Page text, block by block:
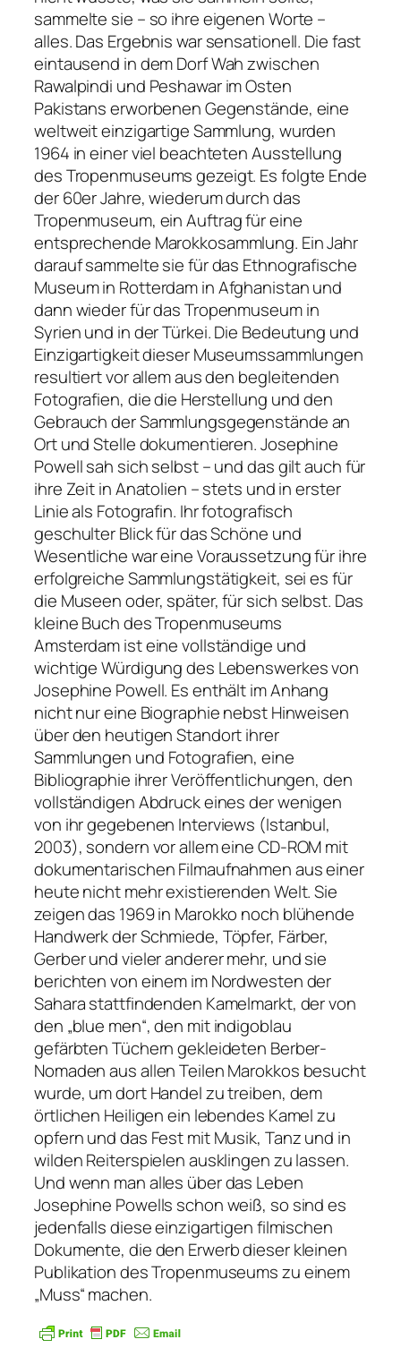
sammelte sie – so ihre eigenen Worte –
alles. Das Ergebnis war sensationell. Die fast
eintausend in dem Dorf Wah zwischen
Rawalpindi und Peshawar im Osten
Pakistans erworbenen Gegenstände, eine
weltweit einzigartige Sammlung, wurden
1964 in einer viel beachteten Ausstellung
des Tropenmuseums gezeigt. Es folgte Ende
der 60er Jahre, wiederum durch das
Tropenmuseum, ein Auftrag für eine
entsprechende Marokkosammlung. Ein Jahr
darauf sammelte sie für das Ethnografische
Museum in Rotterdam in Afghanistan und
dann wieder für das Tropenmuseum in
Syrien und in der Türkei. Die Bedeutung und
Einzigartigkeit dieser Museumssammlungen
resultiert vor allem aus den begleitenden
Fotografien, die die Herstellung und den
Gebrauch der Sammlungsgegenstände an
Ort und Stelle dokumentieren. Josephine
Powell sah sich selbst – und das gilt auch für
ihre Zeit in Anatolien – stets und in erster
Linie als Fotografin. Ihr fotografisch
geschulter Blick für das Schöne und
Wesentliche war eine Voraussetzung für ihre
erfolgreiche Sammlungstätigkeit, sei es für
die Museen oder, später, für sich selbst. Das
kleine Buch des Tropenmuseums
Amsterdam ist eine vollständige und
wichtige Würdigung des Lebenswerkes von
Josephine Powell. Es enthält im Anhang
nicht nur eine Biographie nebst Hinweisen
über den heutigen Standort ihrer
Sammlungen und Fotografien, eine
Bibliographie ihrer Veröffentlichungen, den
vollständigen Abdruck eines der wenigen
von ihr gegebenen Interviews (Istanbul,
2003), sondern vor allem eine CD-ROM mit
dokumentarischen Filmaufnahmen aus einer
heute nicht mehr existierenden Welt. Sie
zeigen das 1969 in Marokko noch blühende
Handwerk der Schmiede, Töpfer, Färber,
Gerber und vieler anderer mehr, und sie
berichten von einem im Nordwesten der
Sahara stattfindenden Kamelmarkt, der von
den „blue men“, den mit indigoblau
gefärbten Tüchern gekleideten Berber-
Nomaden aus allen Teilen Marokkos besucht
wurde, um dort Handel zu treiben, dem
örtlichen Heiligen ein lebendes Kamel zu
opfern und das Fest mit Musik, Tanz und in
wilden Reiterspielen ausklingen zu lassen.
Und wenn man alles über das Leben
Josephine Powells schon weiß, so sind es
jedenfalls diese einzigartigen filmischen
Dokumente, die den Erwerb dieser kleinen
Publikation des Tropenmuseums zu einem
„Muss“ machen.